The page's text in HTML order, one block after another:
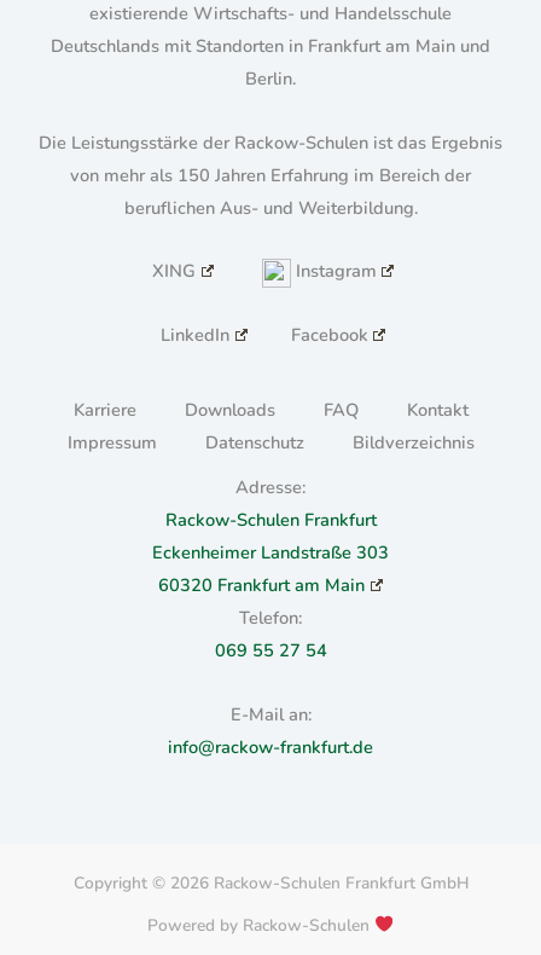
existierende Wirtschafts- und Handelsschule
Deutschlands mit Standorten in Frankfurt am Main und
Berlin.
Die Leistungsstärke der Rackow-Schulen ist das Ergebnis
von mehr als 150 Jahren Erfahrung im Bereich der
beruflichen Aus- und Weiterbildung.
XING Instagram
LinkedIn Facebook
Karriere Downloads FAQ
Kontakt
Impressum
Datenschutz
Bildverzeichnis
Adresse:
Rackow-Schulen Frankfurt
Eckenheimer Landstraße 303
60320 Frankfurt am Main
Telefon:
069 55 27 54
E-Mail an:
info@rackow-frankfurt.de
Copyright © 2026 Rackow-Schulen Frankfurt GmbH
Powered by Rackow-Schulen